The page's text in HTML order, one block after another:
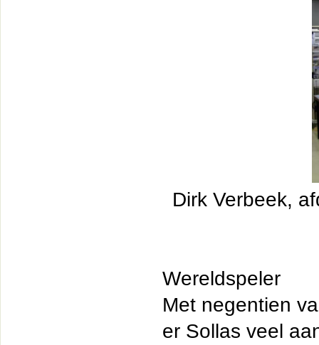
Dirk Verbeek,
Wereldspeler
Met negentien
er Sollas veel